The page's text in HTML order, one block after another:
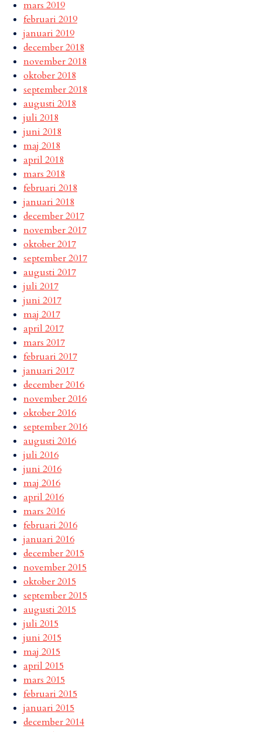
mars 2019
februari 2019
januari 2019
december 2018
november 2018
oktober 2018
september 2018
augusti 2018
juli 2018
juni 2018
maj 2018
april 2018
mars 2018
februari 2018
januari 2018
december 2017
november 2017
oktober 2017
september 2017
augusti 2017
juli 2017
juni 2017
maj 2017
april 2017
mars 2017
februari 2017
januari 2017
december 2016
november 2016
oktober 2016
september 2016
augusti 2016
juli 2016
juni 2016
maj 2016
april 2016
mars 2016
februari 2016
januari 2016
december 2015
november 2015
oktober 2015
september 2015
augusti 2015
juli 2015
juni 2015
maj 2015
april 2015
mars 2015
februari 2015
januari 2015
december 2014